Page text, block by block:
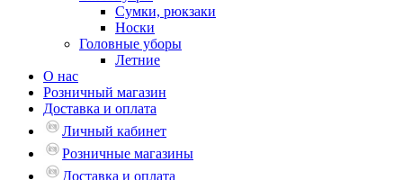
Сумки, рюкзаки
Носки
Головные уборы
Летние
О нас
Розничный магазин
Доставка и оплата
Личный кабинет
Розничные магазины
Доставка и оплата